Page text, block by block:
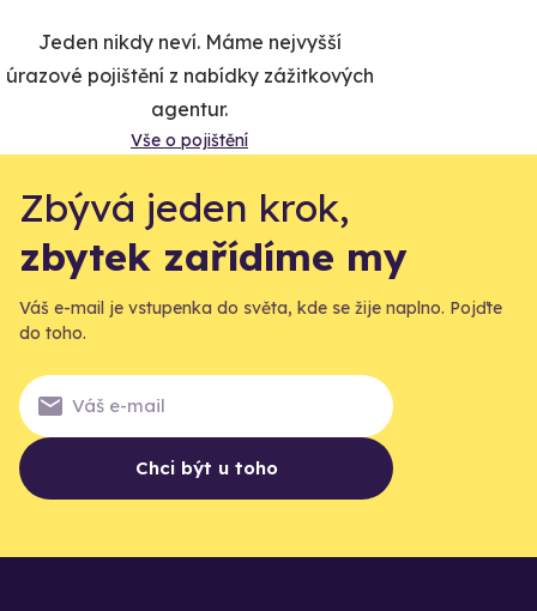
Jeden nikdy neví. Máme nejvyšší
úrazové pojištění z nabídky zážitkových
agentur.
Vše o pojištění
Zbývá jeden krok,
zbytek zařídíme my
Váš e-mail je vstupenka do světa, kde se žije naplno. Pojďte
do toho.
Chci být u toho